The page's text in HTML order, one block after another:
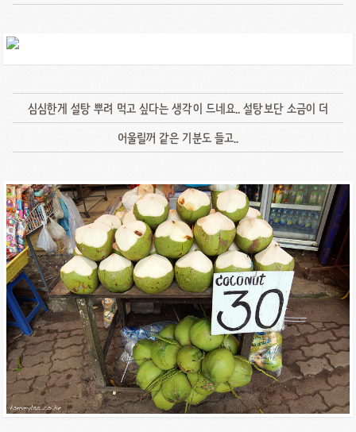
심심한게 설탕 뿌려 먹고 싶다는 생각이 드네요.. 설탕보단 소금이 더
어울릴꺼 같은 기분도 들고..